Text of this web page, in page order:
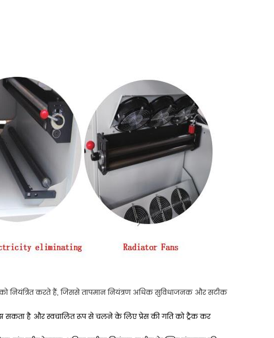
को नियंत्रित करते हैं, जिससे तापमान नियंत्रण अधिक सुविधाजनक और सटीक
सकता है और स्वचालित रूप से चलने के लिए प्रेस की गति को ट्रैक कर